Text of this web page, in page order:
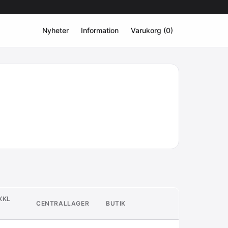
Nyheter Information Varukorg (0)
CENTRALLAGER BUTIK